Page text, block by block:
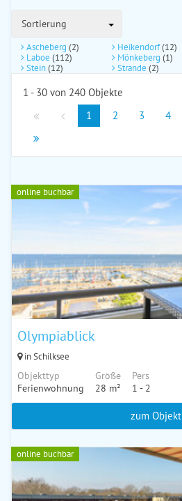
Sortierung
Ascheberg (2) Heikendorf(12)
Laboe (112) Mönkeberg (1)
Stein(12) Strande (2)
1 - 30 von 240 Objekte
1
2 3 4
online buchbar
Olympiablick
in Schilksee
Objekttyp
Ferienwohnung
Größe
28 m²
Pers
1 - 2
zum Objekt
online buchbar